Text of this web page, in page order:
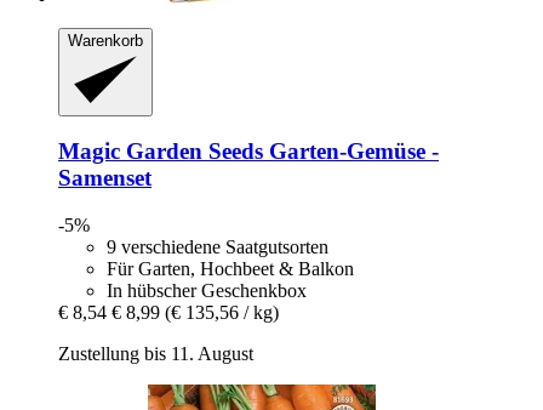
Warenkorb
Magic Garden Seeds Garten-​Gemüse -​
Samenset
-5%
9 verschiedene Saatgutsorten
Für Garten, Hochbeet & Balkon
In hübscher Geschenkbox
€ 8,54 € 8,99 (€ 135,56 / kg)
Zustellung bis 11. August